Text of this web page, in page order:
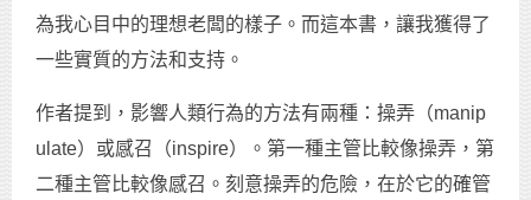
為我心目中的理想老闆的樣子。而這本書，讓我獲得了
一些實質的方法和支持。
作者提到，影響人類行為的方法有兩種：操弄（manip
ulate）或感召（inspire）。第一種主管比較像操弄，第
二種主管比較像感召。刻意操弄的危險，在於它的確管